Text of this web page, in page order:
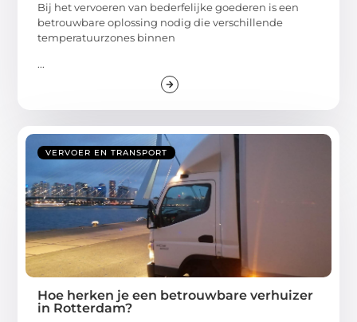
Bij het vervoeren van bederfelijke goederen is een
betrouwbare oplossing nodig die verschillende
temperatuurzones binnen
...
VERVOER EN TRANSPORT
Hoe herken je een betrouwbare verhuizer
in Rotterdam?